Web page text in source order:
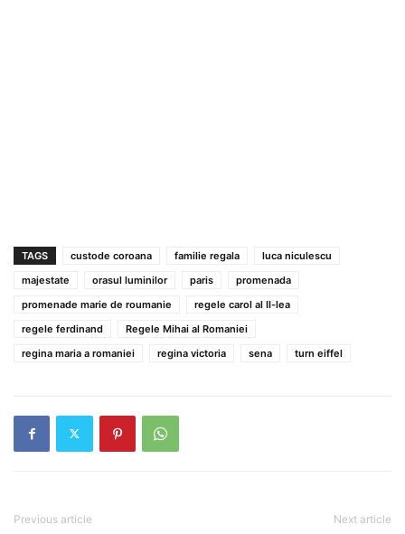
TAGS custode coroana familie regala
luca niculescu
majestate
orasul luminilor paris
promenada
promenade marie de roumanie
regele carol al II-lea
regele ferdinand
Regele Mihai al Romaniei
regina maria a romaniei
regina victoria sena turn eiffel
Previous article Next article